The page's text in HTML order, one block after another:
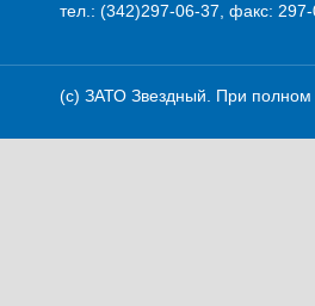
тел.: (342)297-06-37, факс:
(c) ЗАТО Звездный. При полном